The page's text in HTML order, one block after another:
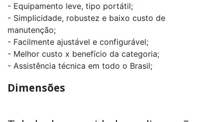
- Equipamento leve, tipo portátil;
- Simplicidade, robustez e baixo custo de
manutenção;
- Facilmente ajustável e configurável;
- Melhor custo x benefício da categoria;
- Assistência técnica em todo o Brasil;
Dimensões